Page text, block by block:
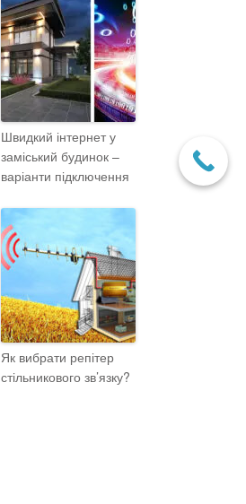
Швидкий інтернет у
заміський будинок –
варіанти підключення
Як вибрати репітер
стільникового зв’язку?